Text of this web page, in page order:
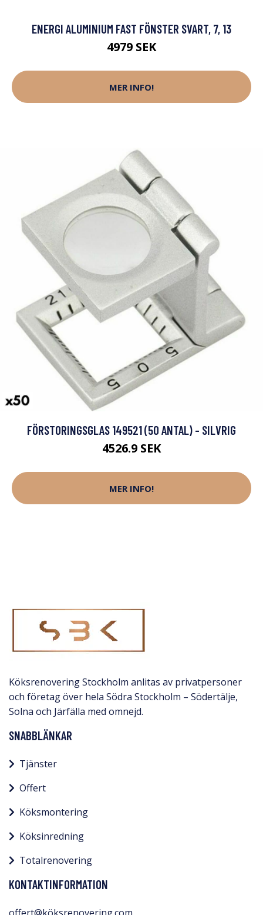
ENERGI ALUMINIUM FAST FÖNSTER SVART, 7, 13
4979 SEK
MER INFO!
FÖRSTORINGSGLAS 149521 (50 ANTAL) - SILVRIG
4526.9 SEK
MER INFO!
Köksrenovering Stockholm anlitas av privatpersoner
och företag över hela Södra Stockholm – Södertälje,
Solna och Järfälla med omnejd.​
SNABBLÄNKAR
Tjänster
Offert
Köksmontering
Köksinredning
Totalrenovering
KONTAKTINFORMATION